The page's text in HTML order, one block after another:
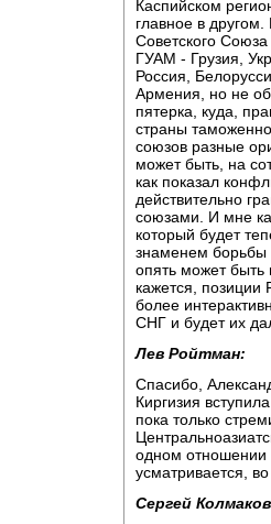
Каспийском
главное в
Советского
ГУАМ - Грузия,
Россия,
Армения, но не
пятерка, куда,
страны
союзов разные
может быть, на
как показал
действительно
союзами. И мне
который будет
знаменем борьбы
опять может быть
кажется, позиции
более
СНГ и будет их
Лев Ройтман:
Спасибо,
Киргизия
пока только
одном отношении
усматривается,
Сергей